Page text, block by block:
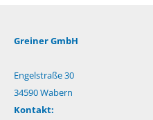
Greiner GmbH
Engelstraße 30
34590 Wabern
Kontakt: